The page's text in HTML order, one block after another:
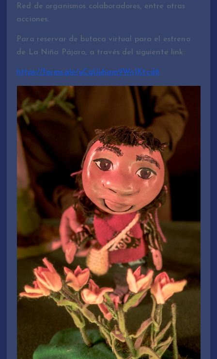
Red de organismos colaboradores, entre otras
acciones.
Para reservar de butaca virtual para el estreno
de La Niña Pájaro, a través del siguiente link:
https://forms.gle/uCgUuhqm9WnJKtcd6